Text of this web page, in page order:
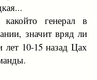
генерал в
значит вряд ли
10-15 назад Цах